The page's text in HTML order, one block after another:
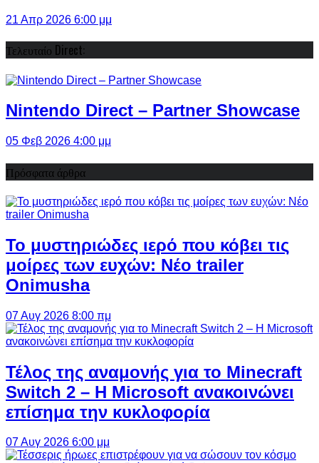
21 Απρ 2026 6:00 μμ
Τελευταίο Direct:
Nintendo Direct – Partner Showcase
05 Φεβ 2026 4:00 μμ
Πρόσφατα άρθρα
Το μυστηριώδες ιερό που κόβει τις
μοίρες των ευχών: Νέο trailer
Onimusha
07 Αυγ 2026 8:00 πμ
Τέλος της αναμονής για το Minecraft
Switch 2 – Η Microsoft ανακοινώνει
επίσημα την κυκλοφορία
07 Αυγ 2026 6:00 μμ